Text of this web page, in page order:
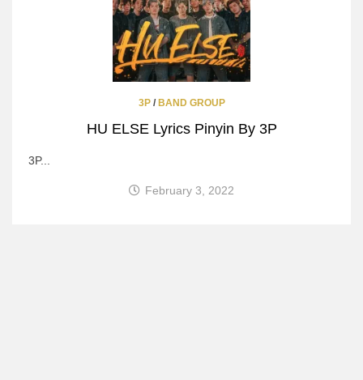
3P/ BAND GROUP
HU ELSE Lyrics Pinyin By 3P
3P...
February 3, 2022